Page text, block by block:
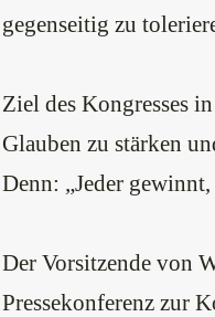
gegenseitig zu
Ziel des Kongresses
Glauben zu stärken
Denn: „Jeder
Der Vorsitzende von
Pressekonferenz zur